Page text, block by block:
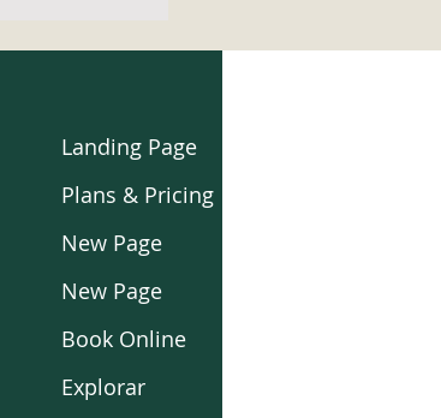
Landing Page
Plans & Pricing
New Page
New Page
Book Online
Explorar